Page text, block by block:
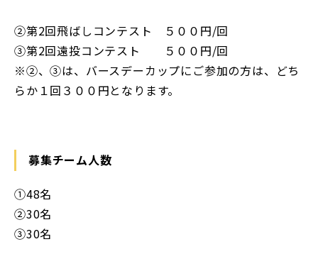
②第2回飛ばしコンテスト ５００円/回
③第2回遠投コンテスト ５００円/回
※②、③は、バースデーカップにご参加の方は、どち
らか１回３００円となります。
募集チーム人数
①48名
②30名
③30名